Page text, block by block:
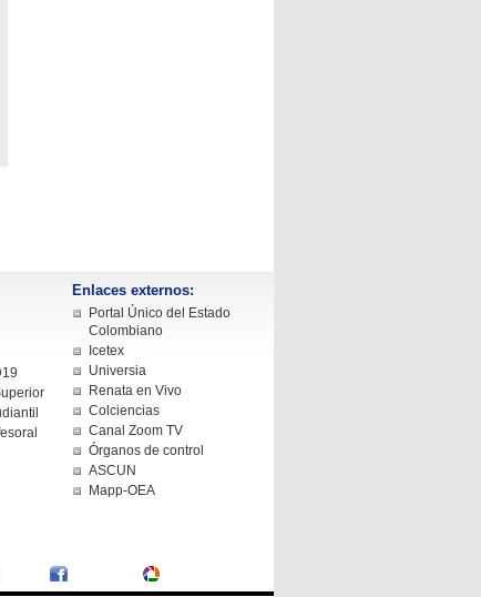
Enlaces externos:
Portal Único del Estado
Colombiano
Icetex
Universia
Renata en Vivo
Colciencias
Canal Zoom TV
Órganos de control
ASCUN
Mapp-OEA